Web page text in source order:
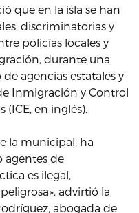
que en la isla se han
discriminatorias y
policías locales y
durante una
agencias estatales y
Inmigración y Control
(ICE, en inglés).
la municipal, ha
de
es ilegal,
advirtió la
abogada de